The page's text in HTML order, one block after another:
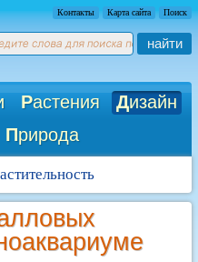
Контакты Карта сайта Поиск
найти
Растения Дизайн
Природа